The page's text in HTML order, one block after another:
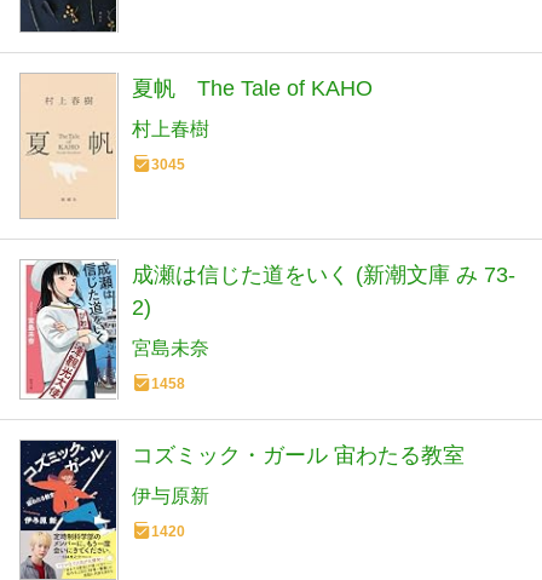
夏帆 The Tale of KAHO
村上春樹
3045
成瀬は信じた道をいく (新潮文庫 み 73-
2)
宮島未奈
1458
コズミック・ガール 宙わたる教室
伊与原新
1420